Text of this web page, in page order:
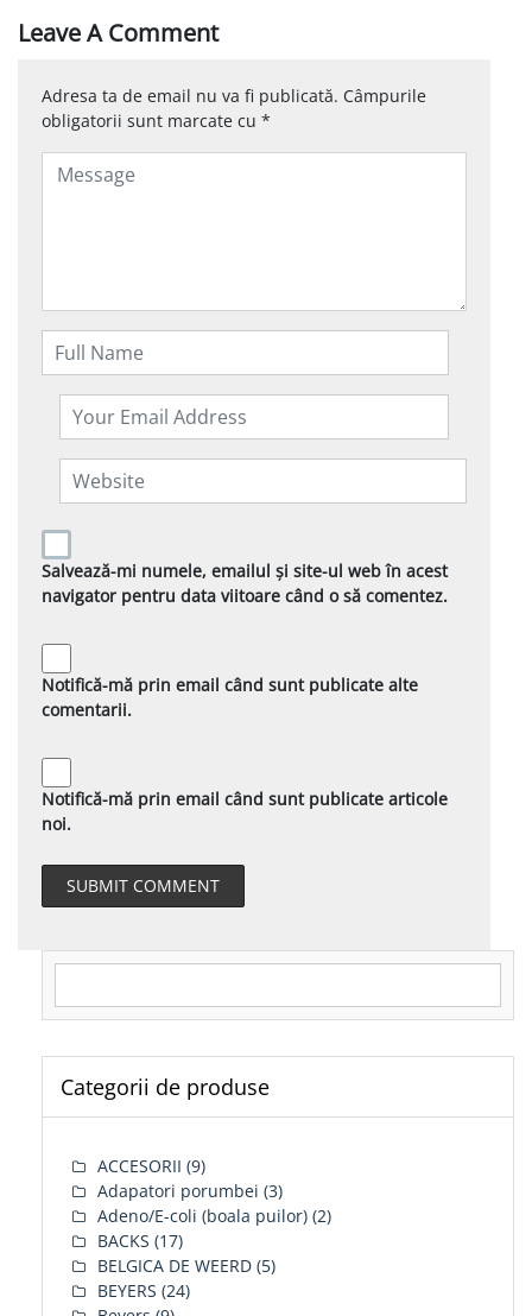
Leave A Comment
Adresa ta de email nu va fi publicată. Câmpurile
obligatorii sunt marcate cu *
Salvează-mi numele, emailul și site-ul web în acest
navigator pentru data viitoare când o să comentez.
Notifică-mă prin email când sunt publicate alte
comentarii.
Notifică-mă prin email când sunt publicate articole
noi.
Categorii de produse
ACCESORII (9)
Adapatori porumbei (3)
Adeno/E-coli (boala puilor) (2)
BACKS (17)
BELGICA DE WEERD (5)
BEYERS (24)